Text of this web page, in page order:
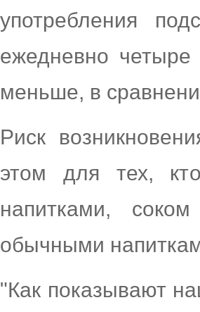
употребления
ежедневно
меньше, в
Риск
этом для тех,
напитками,
обычными
"Как показывают